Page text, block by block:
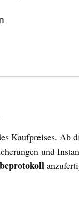
Kaufpreises. Ab
und